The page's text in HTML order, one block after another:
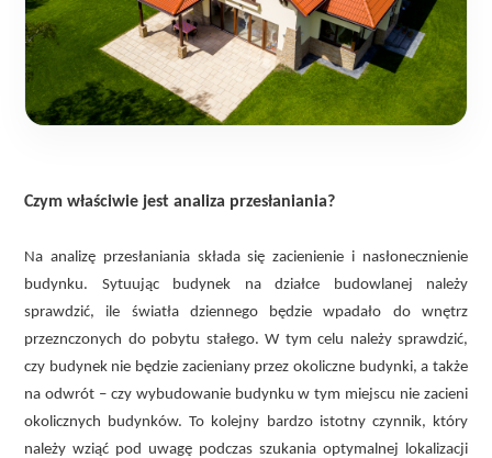
Czym właściwie jest analiza przesłaniania?
Na analizę przesłaniania składa się zacienienie i nasłonecznienie
budynku. Sytuując budynek na działce budowlanej należy
sprawdzić, ile światła dziennego będzie wpadało do wnętrz
przeznczonych do pobytu stałego. W tym celu należy sprawdzić,
czy budynek nie będzie zacieniany przez okoliczne budynki, a także
na odwrót – czy wybudowanie budynku w tym miejscu nie zacieni
okolicznych budynków. To kolejny bardzo istotny czynnik, który
należy wziąć pod uwagę podczas szukania optymalnej lokalizacji